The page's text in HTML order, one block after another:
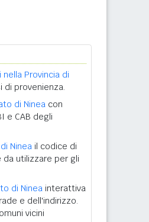
Provincia di
di provenienza.
di Ninea con
e CAB degli
Ninea il codice di
utilizzare per gli
di Ninea interattiva
e dell'indirizzo.
vicini